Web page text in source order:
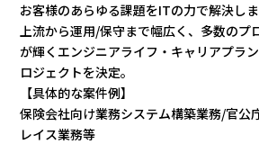
お客様のあらゆる課題をITの力で解決しま
上流から運用/保守まで幅広く、多数のプ
が輝くエンジニアライフ・キャリアプラ
ロジェクトを決定。
【具体的な案件例】
保険会社向け業務システム構築業務/官公
レイス業務等